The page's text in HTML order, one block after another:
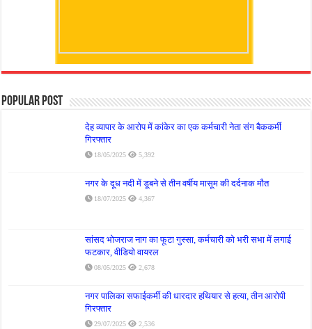
Popular Post
देह व्यापार के आरोप में कांकेर का एक कर्मचारी नेता संग बैककर्मी
गिरफ्तार
18/05/2025 5,392
नगर के दूध नदी में डूबने से तीन वर्षीय मासूम की दर्दनाक मौत
18/07/2025 4,367
सांसद भोजराज नाग का फूटा गुस्सा, कर्मचारी को भरी सभा में लगाई
फटकार, वीडियो वायरल
08/05/2025 2,678
नगर पालिका सफाईकर्मी की धारदार हथियार से हत्या, तीन आरोपी
गिरफ्तार
29/07/2025 2,536